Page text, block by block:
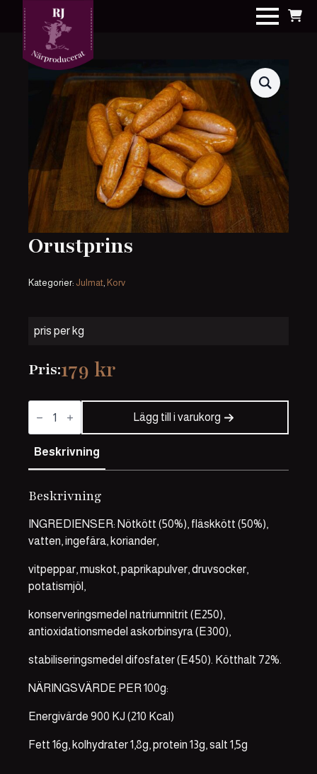
Orustprins
Kategorier: Julmat, Korv
pris per kg
Pris:179 kr
Orustprins
mängd
Lägg till i varukorg
Beskrivning
Beskrivning
INGREDIENSER: Nötkött (50%), fläskkött (50%),
vatten, ingefära, koriander,
vitpeppar, muskot, paprikapulver, druvsocker,
potatismjöl,
konserveringsmedel natriumnitrit (E250),
antioxidationsmedel askorbinsyra (E300),
stabiliseringsmedel difosfater (E450). Kötthalt 72%.
NÄRINGSVÄRDE PER 100g:
Energivärde 900 KJ (210 Kcal)
Fett 16g, kolhydrater 1,8g, protein 13g, salt 1,5g